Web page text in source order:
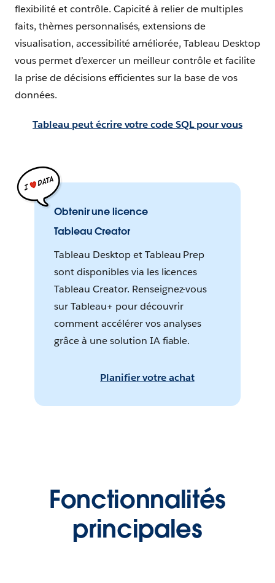
flexibilité et contrôle. Capicité à relier de multiples
faits, thèmes personnalisés, extensions de
visualisation, accessibilité améliorée, Tableau Desktop
vous permet d’exercer un meilleur contrôle et facilite
la prise de décisions efficientes sur la base de vos
données.
Tableau peut écrire votre code SQL pour vous
Obtenir une licence
Tableau Creator
Tableau Desktop et Tableau Prep
sont disponibles via les licences
Tableau Creator. Renseignez-vous
sur Tableau+ pour découvrir
comment accélérer vos analyses
grâce à une solution IA fiable.
Planifier votre achat
Fonctionnalités
principales